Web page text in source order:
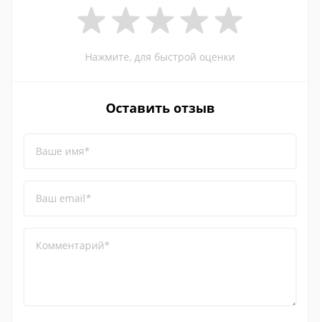
Нажмите, для быстрой оценки
Оставить отзыв
Ваше имя*
Ваш email*
Комментарий*